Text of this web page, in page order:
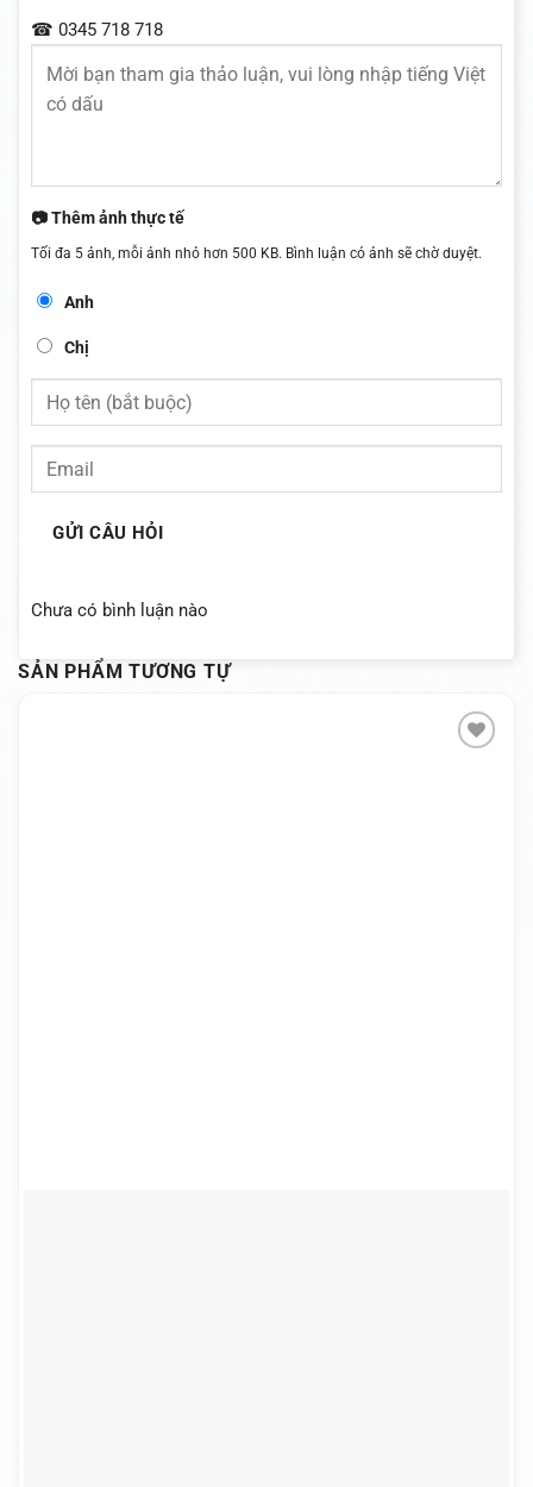
☎ 0345 718 718
📷 Thêm ảnh thực tế
Tối đa 5 ảnh, mỗi ảnh nhỏ hơn 500 KB. Bình luận có ảnh sẽ chờ duyệt.
Anh
Chị
GỬI CÂU HỎI
Chưa có bình luận nào
SẢN PHẨM TƯƠNG TỰ